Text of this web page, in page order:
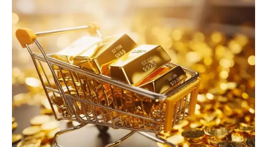
ব্যাপক
হামলা,
বিশ্ববাজারে
তেলের
দামে
ঊর্ধ্বগতি